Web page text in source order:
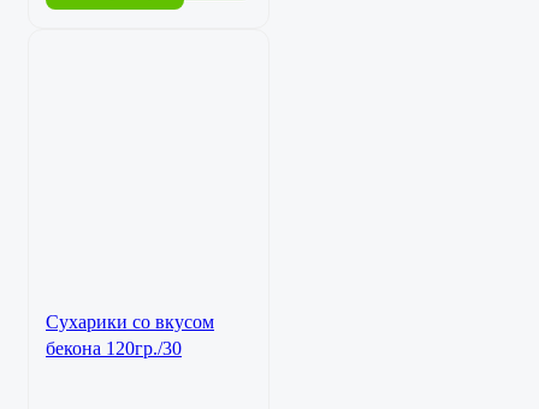
Сухарики со вкусом
бекона 120гр./30